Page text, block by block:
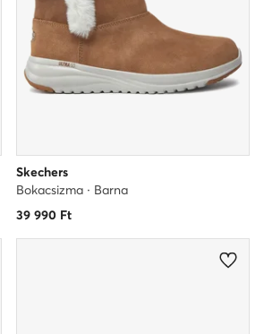
Skechers
Bokacsizma · Barna
39 990Ft